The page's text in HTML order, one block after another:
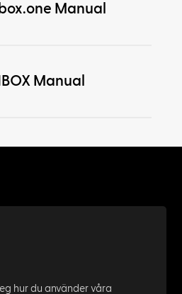
Manual
Manual
hur du använder våra